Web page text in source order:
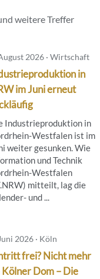
weitere Treffer
2026 · Wirtschaft
in
im Juni erneut
Industrieproduktion in
Westfalen ist im
weiter gesunken. Wie
und Technik
Westfalen
mitteilt, lag die
und ...
2026 · Köln
frei? Nicht mehr
Kölner Dom – Die